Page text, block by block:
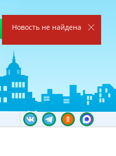
Войти
Новость не найдена